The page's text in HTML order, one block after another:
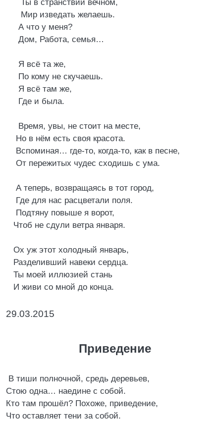
Ты в странствии вечном,
Мир изведать желаешь.
А что у меня?
Дом, Работа, семья…
Я всё та же,
По кому не скучаешь.
Я всё там же,
Где и была.
Время, увы, не стоит на месте,
Но в нём есть своя красота.
Вспоминая… где-то, когда-то, как в песне,
От пережитых чудес сходишь с ума.
А теперь, возвращаясь в тот город,
Где для нас расцветали поля.
Подтяну повыше я ворот,
Чтоб не сдули ветра января.
Ох уж этот холодный январь,
Разделивший навеки сердца.
Ты моей иллюзией стань
И живи со мной до конца.
29.03.2015
Приведение
В тиши полночной, средь деревьев,
Стою одна… наедине с собой.
Кто там прошёл? Похоже, приведение,
Что оставляет тени за собой.